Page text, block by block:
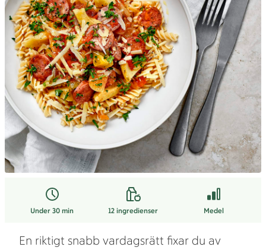
Under 30 min 12 ingredienser Medel
En riktigt snabb vardagsrätt fixar du av